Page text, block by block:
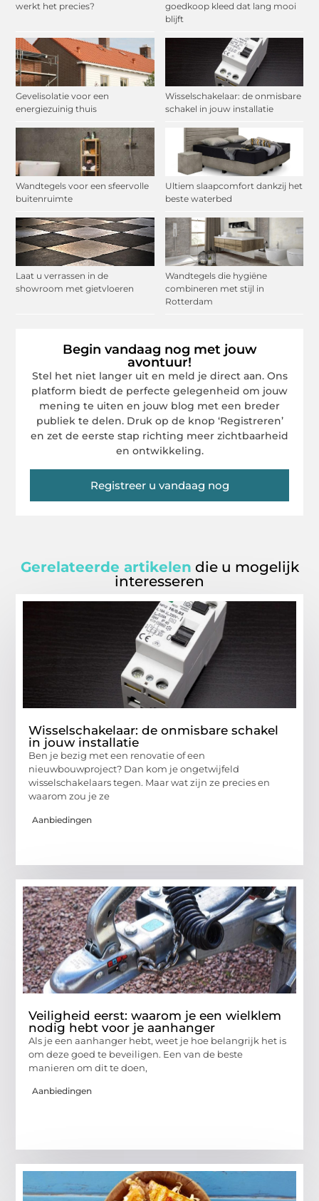
werkt het precies?
goedkoop kleed dat lang mooi
blijft
Gevelisolatie voor een
energiezuinig thuis
Wisselschakelaar: de onmisbare
schakel in jouw installatie
Wandtegels voor een sfeervolle
buitenruimte
Ultiem slaapcomfort dankzij het
beste waterbed
Laat u verrassen in de
showroom met gietvloeren
Wandtegels die hygiëne
combineren met stijl in
Rotterdam
Begin vandaag nog met jouw
avontuur!
Stel het niet langer uit en meld je direct aan. Ons
platform biedt de perfecte gelegenheid om jouw
mening te uiten en jouw blog met een breder
publiek te delen. Druk op de knop ‘Registreren’
en zet de eerste stap richting meer zichtbaarheid
en ontwikkeling.
Registreer u vandaag nog
Gerelateerde artikelen die u mogelijk
interesseren
Wisselschakelaar: de onmisbare schakel
in jouw installatie
Ben je bezig met een renovatie of een
nieuwbouwproject? Dan kom je ongetwijfeld
wisselschakelaars tegen. Maar wat zijn ze precies en
waarom zou je ze
Aanbiedingen
Veiligheid eerst: waarom je een wielklem
nodig hebt voor je aanhanger
Als je een aanhanger hebt, weet je hoe belangrijk het is
om deze goed te beveiligen. Een van de beste
manieren om dit te doen,
Aanbiedingen